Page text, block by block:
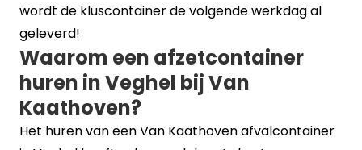
wordt de kluscontainer de volgende werkdag al
geleverd!
Waarom een afzetcontainer
huren in Veghel bij Van
Kaathoven?
Het huren van een Van Kaathoven afvalcontainer